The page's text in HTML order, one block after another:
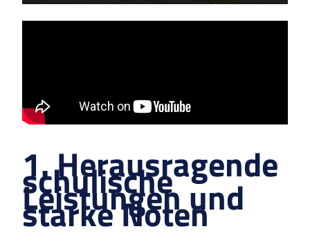
1. Herausragende
schulische
Leistungen und
starke Noten